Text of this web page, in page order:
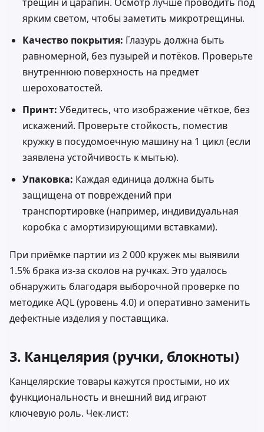
ярким светом, чтобы заметить микротрещины.
Качество покрытия: Глазурь должна быть
равномерной, без пузырей и потёков. Проверьте
внутреннюю поверхность на предмет
шероховатостей.
Принт: Убедитесь, что изображение чёткое, без
искажений. Проверьте стойкость, поместив
кружку в посудомоечную машину на 1 цикл (если
заявлена устойчивость к мытью).
Упаковка: Каждая единица должна быть
защищена от повреждений при
транспортировке (например, индивидуальная
коробка с амортизирующими вставками).
При приёмке партии из 2 000 кружек мы выявили
1.5% брака из-за сколов на ручках. Это удалось
обнаружить благодаря выборочной проверке по
методике AQL (уровень 4.0) и оперативно заменить
дефектные изделия у поставщика.
3. Канцелярия (ручки, блокноты)
Канцелярские товары кажутся простыми, но их
функциональность и внешний вид играют
ключевую роль. Чек-лист: